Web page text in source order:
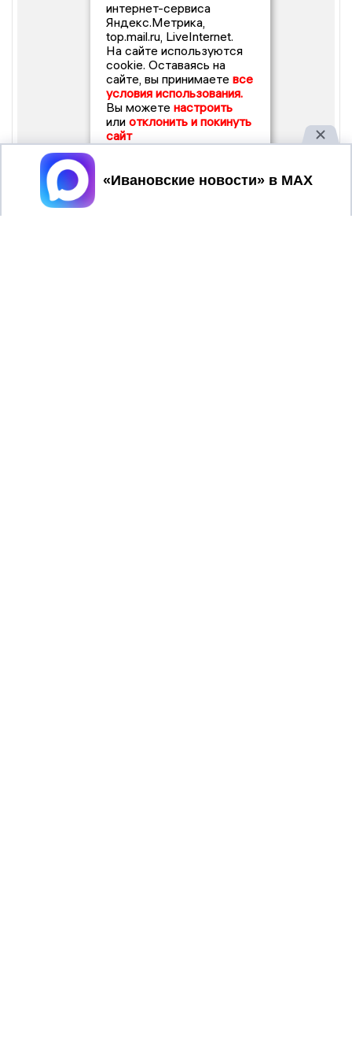
интернет-сервиса
Яндекс.Метрика,
top.mail.ru, LiveInternet.
На сайте используются
cookie. Оставаясь на
сайте, вы принимаете все
условия использования.
Вы можете настроить
или отклонить и покинуть
сайт
Принять